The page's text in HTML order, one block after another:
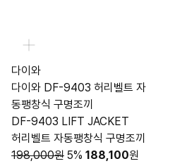
다이와
다이와 DF-9403 허리벨트 자
동팽창식 구명조끼
DF-9403 LIFT JACKET
허리벨트 자동팽창식 구명조끼
198,000원 5% 188,100원